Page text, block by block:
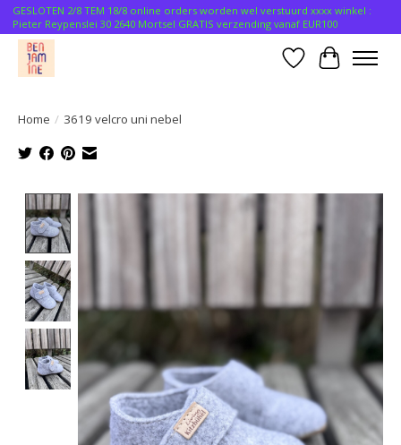
GESLOTEN 2/8 TEM 18/8 online orders worden wel verstuurd xxxx winkel :
Pieter Reypenslei 30 2640 Mortsel GRATIS verzending vanaf EUR100
Verlanglijst
Home / 3619 velcro uni nebel
Product image slideshow Items